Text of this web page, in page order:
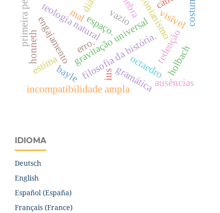
mal
teologia naturalgravitação universal
espaço.vazio
filosofia da história.
engajamento erro. redenção
bayle gramática
incompatibilidade ampla
octaedro
visível
ausências
holbach
ius
estima
honneth
primeira pessoa
IDIOMA
Deutsch
English
Español (España)
Français (France)